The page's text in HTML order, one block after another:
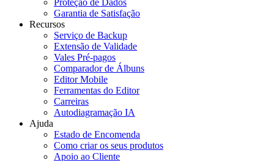
Garantia de Satisfação
Recursos
Serviço de Backup
Extensão de Validade
Vales Pré-pagos
Comparador de Álbuns
Editor Mobile
Ferramentas do Editor
Carreiras
Autodiagramação IA
Ajuda
Estado de Encomenda
Como criar os seus produtos
Apoio ao Cliente